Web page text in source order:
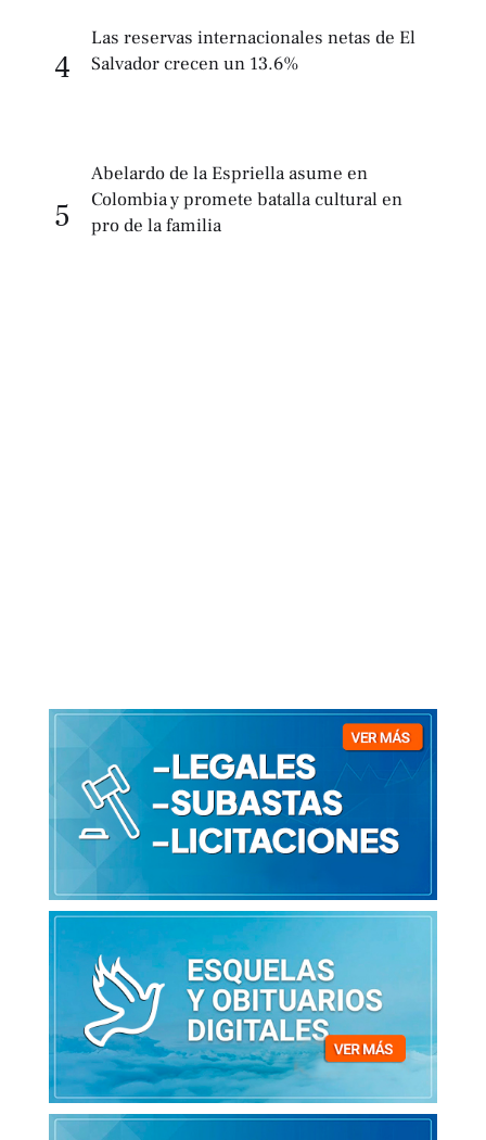
4
Las reservas internacionales netas de El
Salvador crecen un 13.6%
5
Abelardo de la Espriella asume en
Colombia y promete batalla cultural en
pro de la familia